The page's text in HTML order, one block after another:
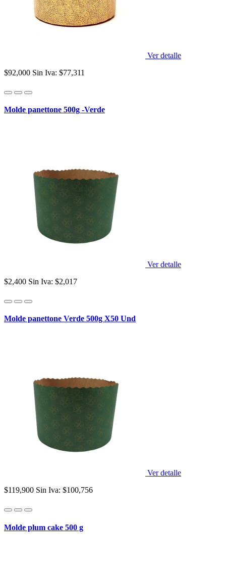
Ver detalle
$92,000 Sin Iva: $77,311
Molde panettone 500g -Verde
Ver detalle
$2,400 Sin Iva: $2,017
Molde panettone Verde 500g X50 Und
Ver detalle
$119,900 Sin Iva: $100,756
Molde plum cake 500 g